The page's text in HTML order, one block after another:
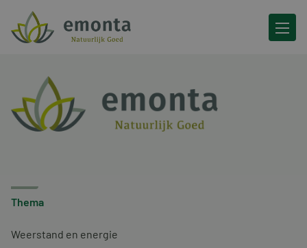
Ga naar de inhoud
Thema
Weerstand en energie